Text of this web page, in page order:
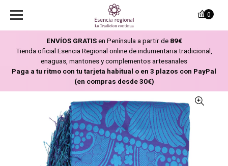
ENVÍOS GRATISen Península a partir de 89€
Tienda oficial Esencia Regional online de indumentaria tradicional,
enaguas, mantones y complementos artesanales
Paga a tu ritmo con tu tarjeta habitual o en 3 plazos con PayPal
(en compras desde 30€)
0